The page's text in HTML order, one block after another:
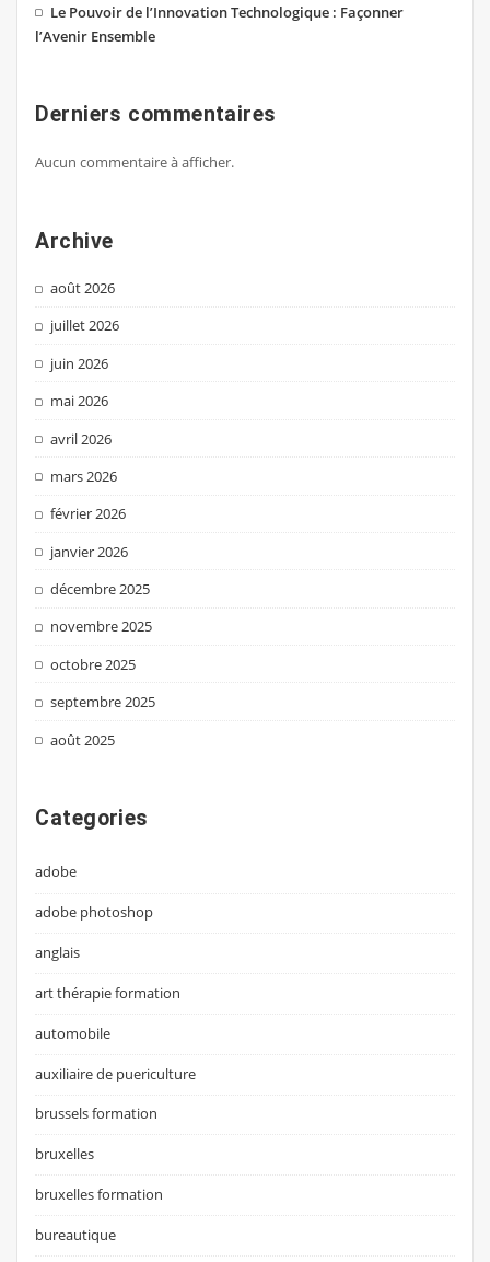
Le Pouvoir de l’Innovation Technologique : Façonner
l’Avenir Ensemble
Derniers commentaires
Aucun commentaire à afficher.
Archive
août 2026
juillet 2026
juin 2026
mai 2026
avril 2026
mars 2026
février 2026
janvier 2026
décembre 2025
novembre 2025
octobre 2025
septembre 2025
août 2025
Categories
adobe
adobe photoshop
anglais
art thérapie formation
automobile
auxiliaire de puericulture
brussels formation
bruxelles
bruxelles formation
bureautique